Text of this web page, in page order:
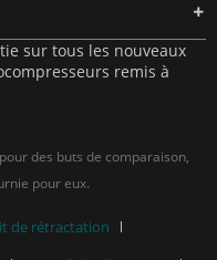
sur tous les nouveaux
remis à
des buts de comparaison,
pour eux.
de rétractation